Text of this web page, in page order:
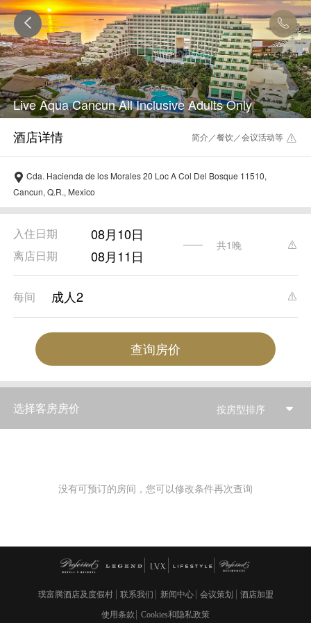
Live Aqua Cancun All Inclusive Adults Only
简介／餐饮／会议活动等
Cda. Hacienda de los Morales 20 Loc A Col Del Bosque 11510,
Cancun, Q.R., Mexico
入住日期 08月10日
离店日期 08月11日
共1晚
每间 成人2
查询房价
选择客房房价 按房型排序
没有可预订的房间，您可以修改条件再次查询
璞富腾酒店及度假村 联系我们 新闻中心 会议策划 酒店加盟
使用条款 Cookies和隐私政策